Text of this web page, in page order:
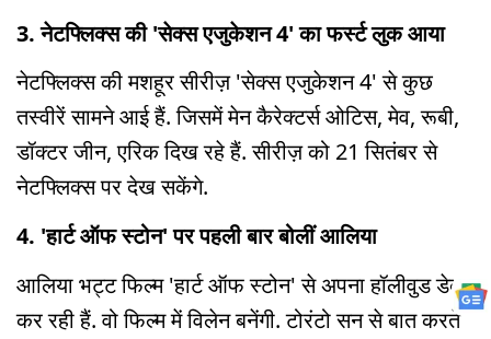
3. नेटफ्लिक्स की 'सेक्स एजुकेशन 4' का फर्स्ट लुक आया
नेटफ्लिक्स की मशहूर सीरीज़ 'सेक्स एजुकेशन 4' से कुछ
तस्वीरें सामने आई हैं. जिसमें मेन कैरेक्टर्स ओटिस, मेव, रूबी,
डॉक्टर जीन, एरिक दिख रहे हैं. सीरीज़ को 21 सितंबर से
नेटफ्लिक्स पर देख सकेंगे.
4. 'हार्ट ऑफ स्टोन' पर पहली बार बोलीं आलिया
आलिया भट्ट फिल्म 'हार्ट ऑफ स्टोन' से अपना हॉलीवुड डेब्यू
कर रही हैं. वो फिल्म में विलेन बनेंगी. टोरंटो सन से बात करते